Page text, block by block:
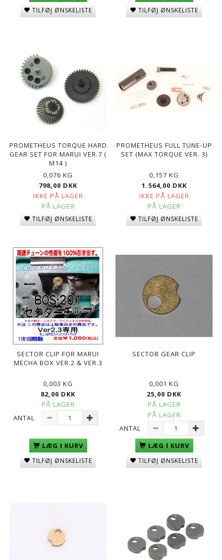
TILFØJ ØNSKELISTE TILFØJ ØNSKELISTE
PROMETHEUS TORQUE HARD
GEAR SET FOR MARUI VER.7 (
M14 )
0,076 KG
798,00 DKK
IKKE PÅ LAGER
PÅ LAGER
TILFØJ ØNSKELISTE
PROMETHEUS FULL TUNE-UP
SET (MAX TORQUE VER. 3)
0,157 KG
1.564,00 DKK
IKKE PÅ LAGER
PÅ LAGER
TILFØJ ØNSKELISTE
SECTOR CLIP FOR MARUI
MECHA BOX VER.2 & VER.3
0,003 KG
82,00 DKK
PÅ LAGER
ANTAL
LÆG I KURV
TILFØJ ØNSKELISTE
SECTOR GEAR CLIP
0,001 KG
25,00 DKK
PÅ LAGER
PÅ LAGER
ANTAL
LÆG I KURV
TILFØJ ØNSKELISTE